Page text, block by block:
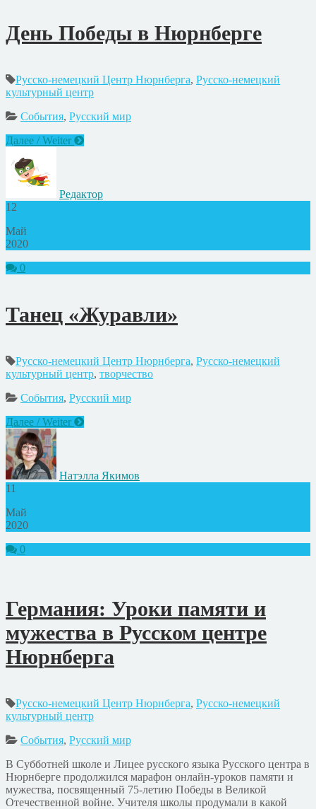
День Победы в Нюрнберге
Русско-немецкий Центр Нюрнберга, Русско-немецкий
культурный центр
События, Русский мир
Далее / Weiter
Редактор
12
Май
2020
0
Танец «Журавли»
Русско-немецкий Центр Нюрнберга, Русско-немецкий
культурный центр, творчество
События, Русский мир
Далее / Weiter
Натэлла Якимов
11
Май
2020
0
Германия: Уроки памяти и
мужества в Русском центре
Нюрнберга
Русско-немецкий Центр Нюрнберга, Русско-немецкий
культурный центр
События, Русский мир
В Субботней школе и Лицее русского языка Русского центра в
Нюрнберге продолжился марафон онлайн-уроков памяти и
мужества, посвященный 75-летию Победы в Великой
Отечественной войне. Учителя школы продумали в какой